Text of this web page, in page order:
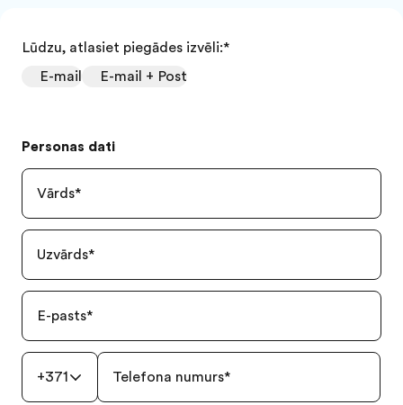
Lūdzu, atlasiet piegādes izvēli:*
E-mail
E-mail + Post
Personas dati
Vārds*
Uzvārds*
E-pasts*
+371 Telefona numurs*